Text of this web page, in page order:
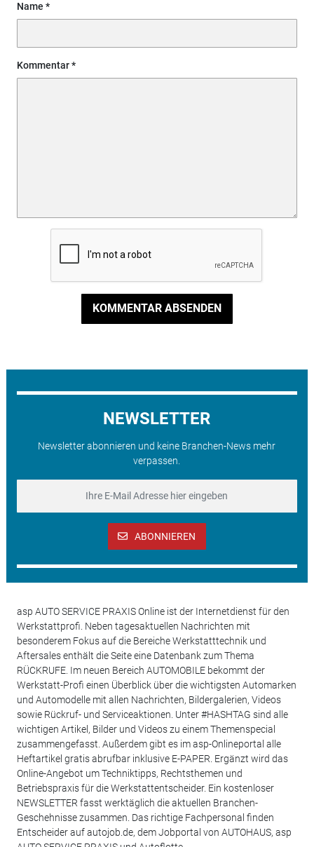
Name
Kommentar
KOMMENTAR ABSENDEN
NEWSLETTER
Newsletter abonnieren und keine Branchen-News mehr
verpassen.
ABONNIEREN
asp AUTO SERVICE PRAXIS Online ist der Internetdienst für den
Werkstattprofi. Neben tagesaktuellen Nachrichten mit
besonderem Fokus auf die Bereiche Werkstatttechnik und
Aftersales enthält die Seite eine Datenbank zum Thema
RÜCKRUFE. Im neuen Bereich AUTOMOBILE bekommt der
Werkstatt-Profi einen Überblick über die wichtigsten Automarken
und Automodelle mit allen Nachrichten, Bildergalerien, Videos
sowie Rückruf- und Serviceaktionen. Unter #HASHTAG sind alle
wichtigen Artikel, Bilder und Videos zu einem Themenspecial
zusammengefasst. Außerdem gibt es im asp-Onlineportal alle
Heftartikel gratis abrufbar inklusive E-PAPER. Ergänzt wird das
Online-Angebot um Techniktipps, Rechtsthemen und
Betriebspraxis für die Werkstattentscheider. Ein kostenloser
NEWSLETTER fasst werktäglich die aktuellen Branchen-
Geschehnisse zusammen. Das richtige Fachpersonal finden
Entscheider auf autojob.de, dem Jobportal von AUTOHAUS, asp